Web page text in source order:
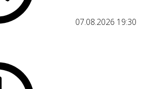
07.08.2026 19:30